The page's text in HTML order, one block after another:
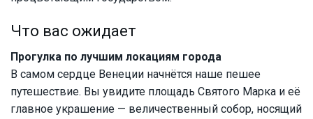
Что вас ожидает
Прогулка по лучшим локациям города
В самом сердце Венеции начнётся наше пешее
путешествие. Вы увидите площадь Святого Марка и её
главное украшение — величественный собор, носящий